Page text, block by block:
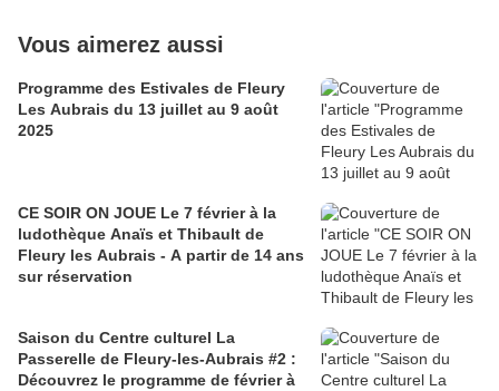
Vous aimerez aussi
Programme des Estivales de Fleury
Les Aubrais du 13 juillet au 9 août
2025
CE SOIR ON JOUE Le 7 février à la
ludothèque Anaïs et Thibault de
Fleury les Aubrais - A partir de 14 ans
sur réservation
Saison du Centre culturel La
Passerelle de Fleury-les-Aubrais #2 :
Découvrez le programme de février à